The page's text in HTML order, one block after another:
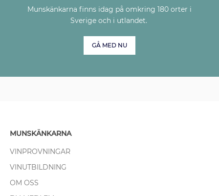
Munskänkarna finns idag på omkring 180 orter i
Sverige och i utlandet.
GÅ MED NU
MUNSKÄNKARNA
VINPROVNINGAR
VINUTBILDNING
OM OSS